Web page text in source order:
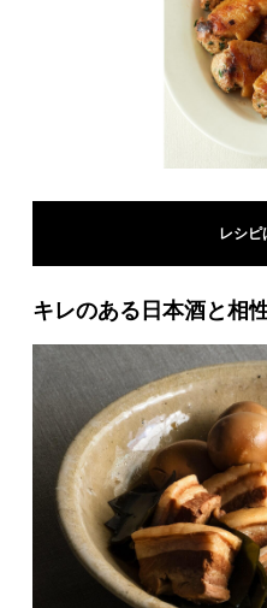
レシピ
キレのある日本酒と相